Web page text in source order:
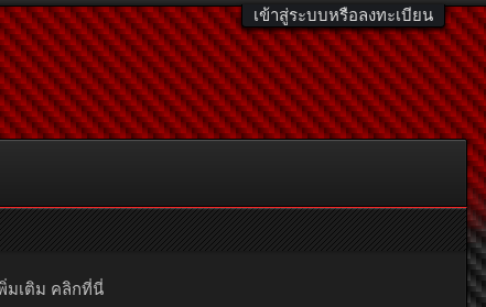
เข้าสู่ระบบหรือลงทะเบียน
มเติม คลิกที่นี่